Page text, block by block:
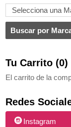
Tu Carrito (0)
El carrito de la
Redes
Instagram